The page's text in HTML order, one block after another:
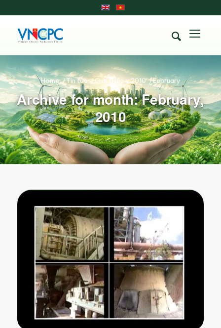
Archive for month: February,
2010
Home /Tin tức /Giới thiệu /2010 /February